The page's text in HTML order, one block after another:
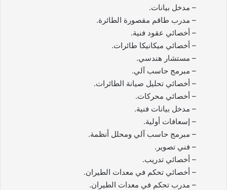
– مدخل بيانات.
– مدرب طاقم مقصورة الطائرة.
– أخصائي عقود فنية.
– أخصائي ميكانيكا طائرات.
– مستشار هندسي.
– مبرمج حاسب آلي.
– أخصائي تحليل صيانة الطائرات.
– أخصائي محركات.
– مدخل بيانات فنية.
– إسعافات أولية.
– مبرمج حاسب آلي ومحلل أنظمة.
– فني تصوير.
– أخصائي تدريب.
– أخصائي تحكم في معدات الطيران.
– مدرب تحكم في معدات الطيران.